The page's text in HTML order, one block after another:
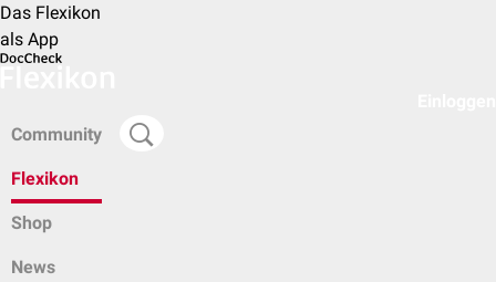
Das Flexikon
als App
Community
Flexikon
Shop
News